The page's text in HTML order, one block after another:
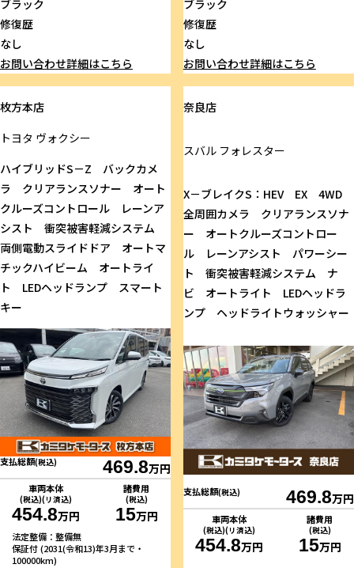
ブラック
修復歴
なし
お問い合わせ詳細はこちら
ブラック
修復歴
なし
お問い合わせ詳細はこちら
枚方本店
トヨタ ヴォクシー
ハイブリッドS－Z バックカメ
ラ クリアランスソナー オート
クルーズコントロール レーンア
シスト 衝突被害軽減システム
両側電動スライドドア オートマ
チックハイビーム オートライ
ト LEDヘッドランプ スマート
キー
支払総額(税込) 469.8万円
車両本体
(税込)(リ済込)
454.8万円
諸費用
(税込)
15万円
法定整備：整備無
保証付 (2031(令和13)年3月まで・
100000km)
奈良店
スバルフォレスター
X－ブレイクS：HEV EX 4WD
全周囲カメラ クリアランスソナ
ー オートクルーズコントロー
ル レーンアシスト パワーシー
ト 衝突被害軽減システム ナ
ビ オートライト LEDヘッドラ
ンプ ヘッドライトウォッシャー
支払総額(税込) 469.8万円
車両本体
(税込)(リ済込)
454.8万円
諸費用
(税込)
15万円